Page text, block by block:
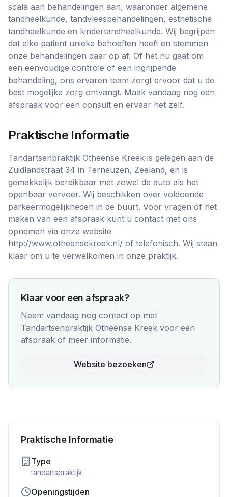
scala aan behandelingen aan, waaronder algemene
tandheelkunde, tandvleesbehandelingen, esthetische
tandheelkunde en kindertandheelkunde. Wij begrijpen
dat elke patiënt unieke behoeften heeft en stemmen
onze behandelingen daar op af. Of het nu gaat om
een eenvoudige controle of een ingrijpende
behandeling, ons ervaren team zorgt ervoor dat u de
best mogelijke zorg ontvangt. Maak vandaag nog een
afspraak voor een consult en ervaar het zelf.
Praktische Informatie
Tandartsenpraktijk Otheense Kreek is gelegen aan de
Zuidlandstraat 34 in Terneuzen, Zeeland, en is
gemakkelijk bereikbaar met zowel de auto als het
openbaar vervoer. Wij beschikken over voldoende
parkeermogelijkheden in de buurt. Voor vragen of het
maken van een afspraak kunt u contact met ons
opnemen via onze website
http://www.otheensekreek.nl/ of telefonisch. Wij staan
klaar om u te verwelkomen in onze praktijk.
Klaar voor een afspraak?
Neem vandaag nog contact op met
Tandartsenpraktijk Otheense Kreek voor een
afspraak of meer informatie.
Website bezoeken
Praktische Informatie
Type
tandartspraktijk
Openingstijden